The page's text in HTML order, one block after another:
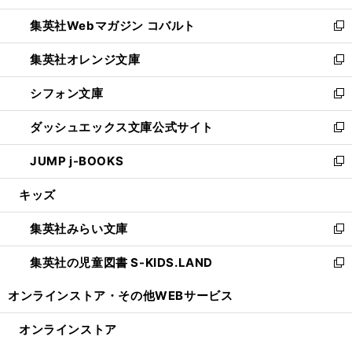
開
く
ウ
で
開
く
ン
ド
ウ
で
開
く
ウ
ィ
ン
ド
ウ
で
開
く
集英社Webマガジン コバルト
新
し
い
ウ
ィ
ン
ド
ウ
で
開
集英社オレンジ文庫
新
し
い
ウ
ィ
ン
ド
ウ
開
く
シフォン文庫
新
し
い
ウ
ィ
ン
ウ
で
開
く
ダッシュエックス文庫公式サイト
新
し
い
ウ
ン
ド
ウ
で
JUMP j-BOOKS
新
し
ウ
ィ
ン
ド
開
キッズ
集英社みらい文庫
新
し
い
ン
集英社の児童図書 S-KIDS.LAND
新
ウ
オンラインストア・ その他WEBサービス
オンラインストア